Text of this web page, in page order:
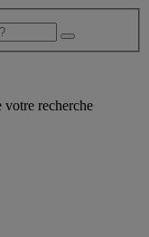
votre recherche